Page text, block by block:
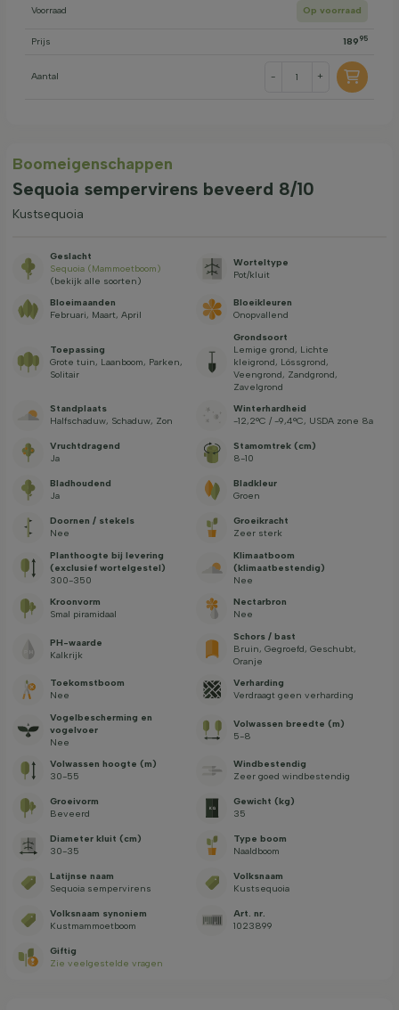
Voorraad Op voorraad
Prijs 189 95
Aantal - +
Boom­eigen­schappen
Sequoia sempervirens beveerd 8/10
Kustsequoia
Geslacht
Sequoia (Mammoetboom)
(bekijk alle soorten)
Worteltype
Pot/kluit
Bloeimaanden
Februari, Maart, April
Bloeikleuren
Onopvallend
Toepassing
Grote tuin, Laanboom, Parken,
Solitair
Grondsoort
Lemige grond, Lichte
kleigrond, Lössgrond,
Veengrond, Zandgrond,
Zavelgrond
Standplaats
Halfschaduw, Schaduw, Zon
Winterhardheid
-12,2°C / -9,4°C, USDA zone 8a
Vruchtdragend
Ja
Stamomtrek (cm)
8-10
Bladhoudend
Ja
Bladkleur
Groen
Doornen / stekels
Nee
Groeikracht
Zeer sterk
Planthoogte bij levering
(exclusief wortelgestel)
300-350
Klimaatboom
(klimaatbestendig)
Nee
Kroonvorm
Smal piramidaal
Nectarbron
Nee
PH-waarde
Kalkrijk
Schors / bast
Bruin, Gegroefd, Geschubt,
Oranje
Toekomstboom
Nee
Verharding
Verdraagt geen verharding
Vogelbescherming en
vogelvoer
Nee
Volwassen breedte (m)
5-8
Volwassen hoogte (m)
30-55
Windbestendig
Zeer goed windbestendig
Groeivorm
Beveerd
Gewicht (kg)
35
Diameter kluit (cm)
30-35
Type boom
Naaldboom
Latijnse naam
Sequoia sempervirens
Volksnaam
Kustsequoia
Volksnaam synoniem
Kustmammoetboom
Art. nr.
1023899
Giftig
Zie veelgestelde vragen